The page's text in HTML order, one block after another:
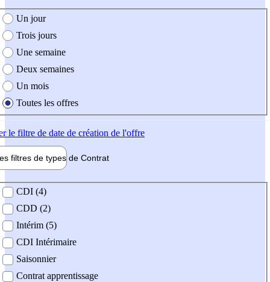
création de l'offre
Un jour
Trois jours
Une semaine
Deux semaines
Un mois
Toutes les offres
le filtre de date de création de l'offre
filtres de types de Contrat
contrat
CDI (4)
CDD (2)
Intérim (5)
CDI Intérimaire
Saisonnier
Contrat apprentissage